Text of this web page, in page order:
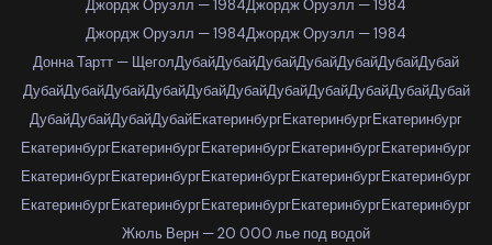
Джордж Оруэлл — 1984Джордж Оруэлл — 1984
Джордж Оруэлл — 1984Джордж Оруэлл — 1984
Донна Тартт — ЩеголДубайДубайДубайДубайДубайДубайДубай
ДубайДубайДубайДубайДубайДубайДубайДубайДубайДубайДубай
ДубайДубайДубайДубайЕкатеринбургЕкатеринбургЕкатеринбург
ЕкатеринбургЕкатеринбургЕкатеринбургЕкатеринбургЕкатеринбург
ЕкатеринбургЕкатеринбургЕкатеринбургЕкатеринбургЕкатеринбург
ЕкатеринбургЕкатеринбургЕкатеринбургЕкатеринбургЕкатеринбург
Жюль Верн — 20 000 лье под водой